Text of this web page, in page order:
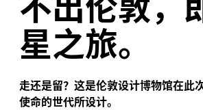
星之旅。
走还是留？这是伦敦设计博物馆在此
使命的世代所设计。